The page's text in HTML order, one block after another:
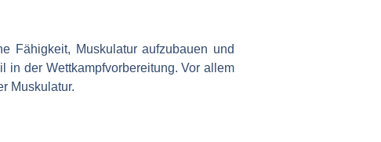
Fähigkeit, Muskulatur aufzubauen und
in der Wettkampfvorbereitung. Vor allem
Muskulatur.